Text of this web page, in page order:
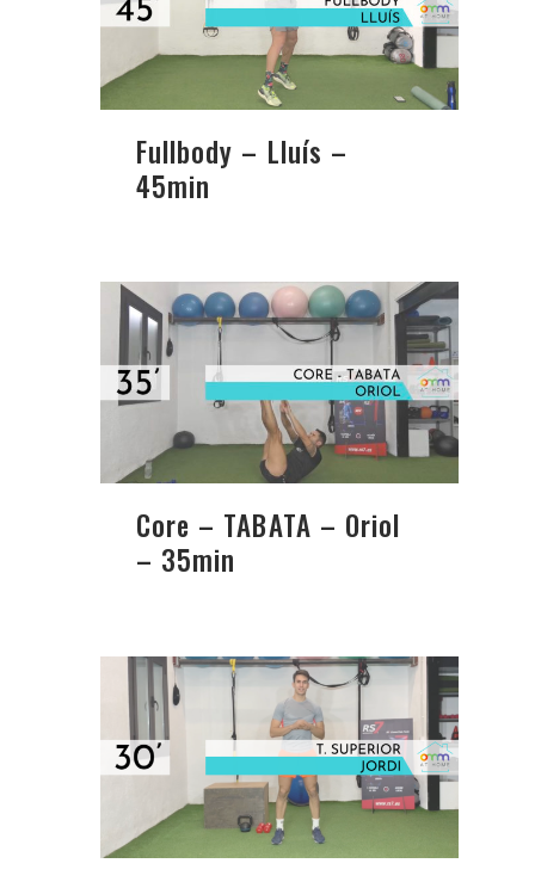
Fullbody – Lluís –
45min
Core – TABATA – Oriol
– 35min